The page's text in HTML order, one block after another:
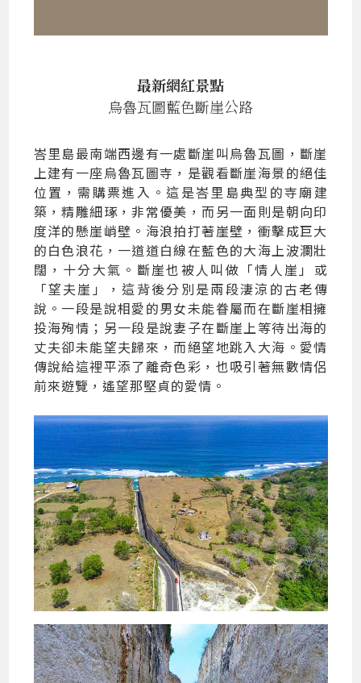
最新網紅景點
烏魯瓦圖藍色斷崖公路
峇里島最南端西邊有一處斷崖叫烏魯瓦圖，斷崖
上建有一座烏魯瓦圖寺，是觀看斷崖海景的絕佳
位置，需購票進入。這是峇里島典型的寺廟建
築，精雕細琢，非常優美，而另一面則是朝向印
度洋的懸崖峭壁。海浪拍打著崖壁，衝擊成巨大
的白色浪花，一道道白線在藍色的大海上波瀾壯
闊，十分大氣。斷崖也被人叫做「情人崖」或
「望夫崖」，這背後分別是兩段淒涼的古老傳
說。一段是說相愛的男女未能眷屬而在斷崖相擁
投海殉情；另一段是說妻子在斷崖上等待出海的
丈夫卻未能望夫歸來，而絕望地跳入大海。愛情
傳說給這裡平添了離奇色彩，也吸引著無數情侶
前來遊覽，遙望那堅貞的愛情。